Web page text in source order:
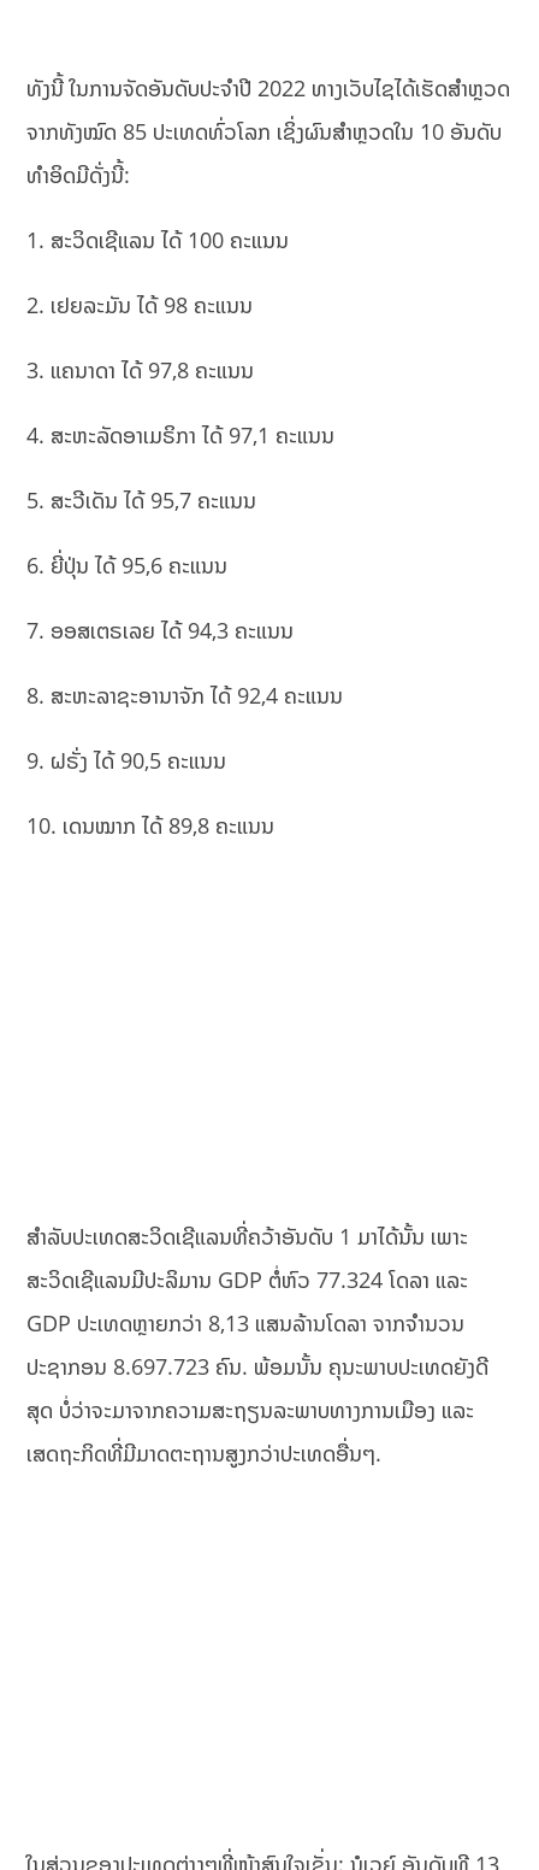
ທັງນີ້ ໃນການຈັດອັນດັບປະຈໍາປີ 2022 ທາງເວັບໄຊໄດ້ເຮັດສຳຫຼວດ
ຈາກທັງໝົດ 85 ປະເທດທົ່ວໂລກ ເຊິ່ງຜົນສໍາຫຼວດໃນ 10 ອັນດັບ
ທຳອິດມີດັ່ງນີ້:
1. ສະວິດເຊີແລນ ໄດ້ 100 ຄະແນນ
2. ເຢຍລະມັນ ໄດ້ 98 ຄະແນນ
3. ແຄນາດາ ໄດ້ 97,8 ຄະແນນ
4. ສະຫະລັດອາເມຣິກາ ໄດ້ 97,1 ຄະແນນ
5. ສະວີເດັນ ໄດ້ 95,7 ຄະແນນ
6. ຍີ່ປຸ່ນ ໄດ້ 95,6 ຄະແນນ
7. ອອສເຕຣເລຍ ໄດ້ 94,3 ຄະແນນ
8. ສະຫະລາຊະອານາຈັກ ໄດ້ 92,4 ຄະແນນ
9. ຝຣັ່ງ ໄດ້ 90,5 ຄະແນນ
10. ເດນໝາກ ໄດ້ 89,8 ຄະແນນ
ສຳລັບປະເທດສະວິດເຊີແລນທີ່ຄວ້າອັນດັບ 1 ມາໄດ້ນັ້ນ ເພາະ
ສະວິດເຊີແລນມີປະລິມານ GDP ຕໍ່ຫົວ 77.324 ໂດລາ ແລະ
GDP ປະເທດຫຼາຍກວ່າ 8,13 ແສນລ້ານໂດລາ ຈາກຈຳນວນ
ປະຊາກອນ 8.697.723 ຄົນ. ພ້ອມນັ້ນ ຄຸນະພາບປະເທດຍັງດີ
ສຸດ ບໍ່ວ່າຈະມາຈາກຄວາມສະຖຽນລະພາບທາງການເມືອງ ແລະ
ເສດຖະກິດທີ່ມີມາດຕະຖານສູງກວ່າປະເທດອື່ນໆ.
ໃນສ່ວນຂອງປະເທດຕ່າງໆທີ່ໜ້າສົນໃຈເຊັ່ນ: ນໍເວຍ໌ ອັນດັບທີ 13